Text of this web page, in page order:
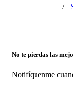
/
No te pierdas las
Notifíquenme